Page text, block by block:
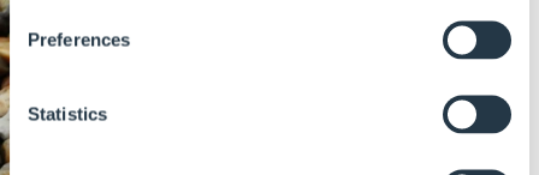
Preferences
Statistics